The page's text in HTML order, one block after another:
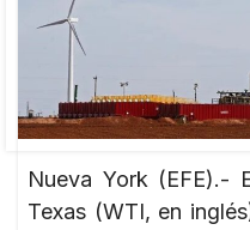
Nueva York (EFE).-
Texas (WTI, en